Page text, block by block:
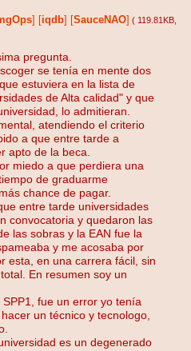
iqdb SauceNAO ( 119.81KB
pregunta.
se tenía en mente dos
estuviera en la lista de
de Alta calidad" y que
lo admitieran.
atendiendo el criterio
a que entre tarde a
apto de la beca.
miedo a que perdiera una
de graduarme
chance de pagar.
entre tarde universidades
convocatoria y quedaron las
las sobras y la EAN fue la
y me acosaba por
esta, en una carrera fácil, sin
En resumen soy un
fue un error yo tenía
un técnico y tecnologo,
es un degenerado